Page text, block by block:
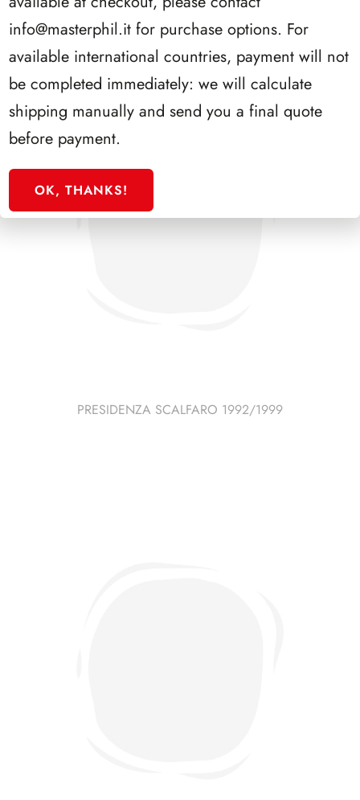
PRESIDENZA SCALFARO 1992/1999
info@masterphil.it for purchase options. For
available international countries, payment will not
be completed immediately: we will calculate
shipping manually and send you a final quote
before payment.
OK, THANKS!